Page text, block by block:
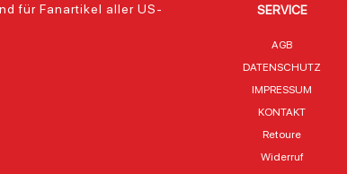
für Fanartikel aller US-
SERVICE
AGB
DATENSCHUTZ
IMPRESSUM
KONTAKT
Retoure
Widerruf